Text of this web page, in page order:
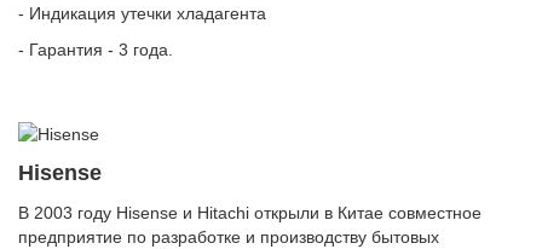
- Индикация утечки хладагента
- Гарантия - 3 года.
Hisense
В 2003 году Hisense и Hitachi открыли в Китае совместное
предприятие по разработке и производству бытовых